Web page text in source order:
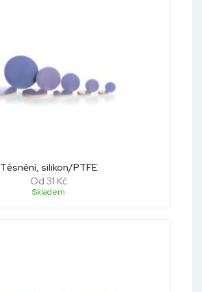
Těsnění, silikon/PTFE
Od 31 Kč
Skladem